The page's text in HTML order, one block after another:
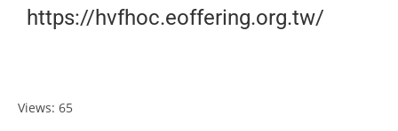
https://hvfhoc.eoffering.org.tw/
Views: 65